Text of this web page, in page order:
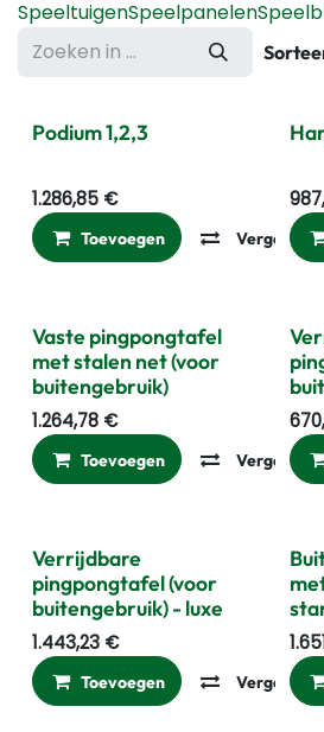
SpeeltuigenSpeelpanelen
Podium 1,2,3
1.286,85 €
Toevoegen Vergelijken
Gratis WK Bal
Vaste pingpongtafel
met stalen net (voor
buitengebruik)
1.264,78 €
Toevoegen Vergelijken
Gratis WK Bal
Verrijdbare
pingpongtafel (voor
buitengebruik) - luxe
1.443,23 €
Toevoegen Vergelijken